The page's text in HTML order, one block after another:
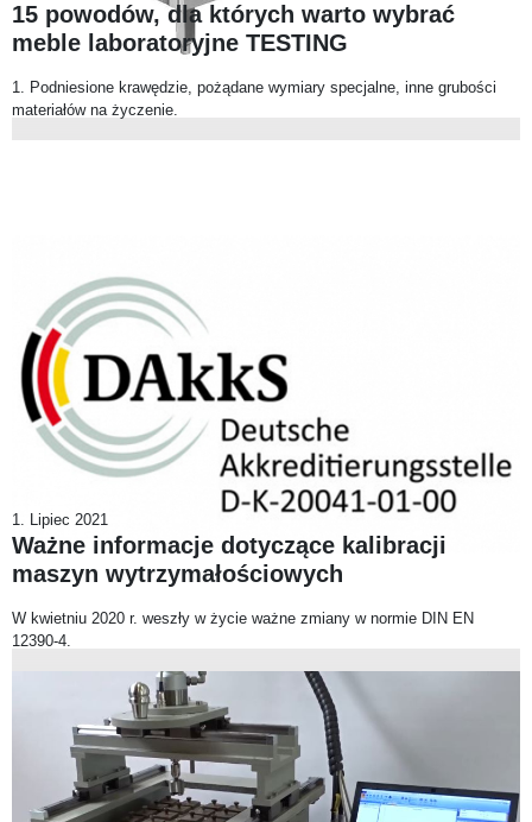
15 powodów, dla których warto wybrać
meble laboratoryjne TESTING
1. Podniesione krawędzie, pożądane wymiary specjalne, inne grubości
materiałów na życzenie.
1. Lipiec 2021
Ważne informacje dotyczące kalibracji
maszyn wytrzymałościowych
W kwietniu 2020 r. weszły w życie ważne zmiany w normie DIN EN
12390-4.